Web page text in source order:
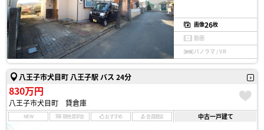
画像26枚
動画
パノラマ / VR
八王子市犬目町 八王子駅 バス 24分
830万円
八王子市犬目町 貸倉庫
NEW 現地見学会 おすすめ 会員限定 中古一戸建て